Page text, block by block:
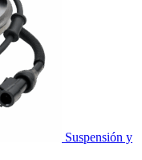
Suspensión y